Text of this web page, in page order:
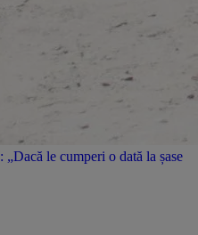
le cumperi o dată la șase